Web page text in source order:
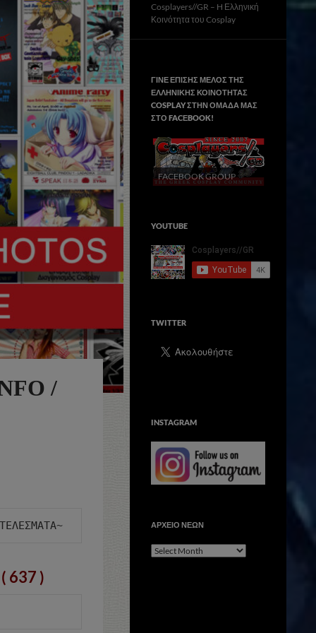
/
~ΕΠΙΛΕΞΤΕ ΠΟΛΗ, ΕΤΟΣ, ΤΥΠΟ, ΚΑΤΗΓΟΡΙΑ Η ΔΙΟΡΓΑΝΩΤΗ ΑΝΑ ΕΝΟΤΗΤΑ, ΓΙΑ ΣΥΓΚΕΚΡΙΜΕΝΑ ΑΠΟΤΕΛΕΣΜΑΤΑ~
637 )
Cosplayers//GR – H Ελληνική
Κοινότητα του Cosplay
ΓΙΝΕ ΕΠΙΣΗΣ ΜΕΛΟΣ ΤΗΣ
ΕΛΛΗΝΙΚΗΣ ΚΟΙΝΟΤΗΤΑΣ
COSPLAY ΣΤΗΝ ΟΜΑΔΑ ΜΑΣ
ΣΤΟ FACΕBOOK!
FACEBOOK GROUP
YOUTUBE
TWITTER
INSTAGRAM
ΑΡΧΕΙΟ ΝΕΩΝ
ΑΡΧΕΙΟ